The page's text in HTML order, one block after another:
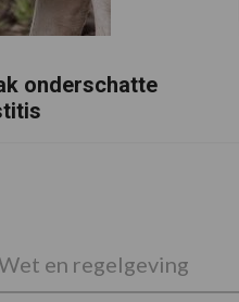
onderschatte
en regelgeving